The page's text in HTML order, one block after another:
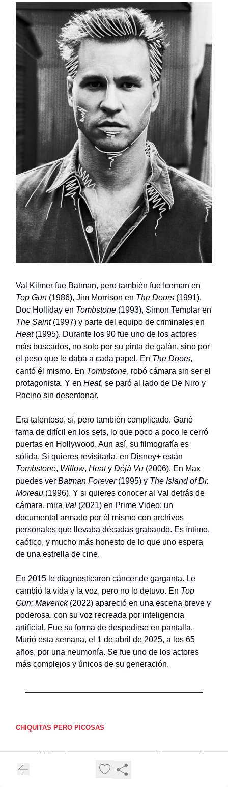
Val Kilmer fue Batman, pero también fue Iceman en
Top Gun (1986), Jim Morrison en The Doors (1991),
Doc Holliday en Tombstone (1993), Simon Templar en
The Saint(1997) y parte del equipo de criminales en
Heat(1995). Durante los 90 fue uno de los actores
más buscados, no solo por su pinta de galán, sino por
el peso que le daba a cada papel. En The Doors,
cantó él mismo. En Tombstone, robó cámara sin ser el
protagonista. Y en Heat, se paró al lado de De Niro y
Pacino sin desentonar.
Era talentoso, sí, pero también complicado. Ganó
fama de difícil en los sets, lo que poco a poco le cerró
puertas en Hollywood. Aun así, su filmografía es
sólida. Si quieres revisitarla, en Disney+ están
Tombstone, Willow, Heaty Déjà Vu (2006). En Max
puedes ver Batman Forever(1995) y The Island of Dr.
Moreau (1996). Y si quieres conocer al Val detrás de
cámara, mira Val (2021) en Prime Video: un
documental armado por él mismo con archivos
personales que llevaba décadas grabando. Es íntimo,
caótico, y mucho más honesto de lo que uno espera
de una estrella de cine.
En 2015 le diagnosticaron cáncer de garganta. Le
cambió la vida y la voz, pero no lo detuvo. En Top
Gun: Maverick (2022) apareció en una escena breve y
poderosa, con su voz recreada por inteligencia
artificial. Fue su forma de despedirse en pantalla.
Murió esta semana, el 1 de abril de 2025, a los 65
años, por una neumonía. Se fue uno de los actores
más complejos y únicos de su generación.
CHIQUITAS PERO PICOSAS
“Si te vistes como un cuero, no pidas respeto”:
el comentario de dos podcasteras que